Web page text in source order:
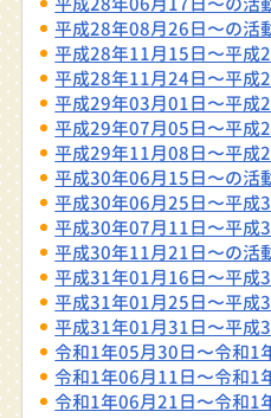
平成28年08月26日〜の活
平成28年11月15日〜平成
平成28年11月24日〜平成
平成29年03月01日〜平成
平成29年07月05日〜平成
平成29年11月08日〜平成
平成30年06月15日〜の活
平成30年06月25日〜平成
平成30年07月11日〜平成
平成30年11月21日〜の活
平成31年01月16日〜平成
平成31年01月25日〜平成
平成31年01月31日〜平成
令和1年05月30日〜令和1
令和1年06月11日〜令和1
令和1年06月21日〜令和1